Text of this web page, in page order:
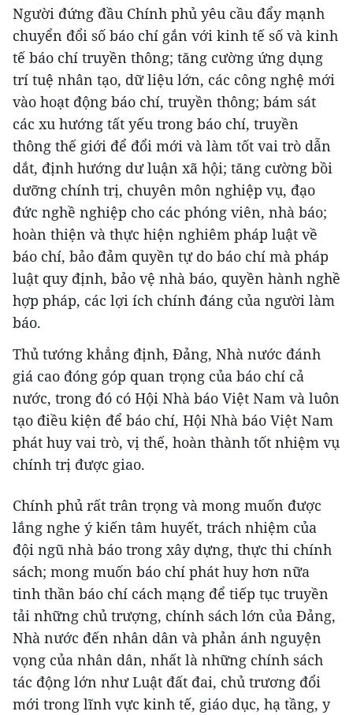
Người đứng đầu Chính phủ yêu cầu đẩy mạnh
chuyển đổi số báo chí gắn với kinh tế số và kinh
tế báo chí truyền thông; tăng cường ứng dụng
trí tuệ nhân tạo, dữ liệu lớn, các công nghệ mới
vào hoạt động báo chí, truyền thông; bám sát
các xu hướng tất yếu trong báo chí, truyền
thông thế giới để đổi mới và làm tốt vai trò dẫn
dắt, định hướng dư luận xã hội; tăng cường bồi
dưỡng chính trị, chuyên môn nghiệp vụ, đạo
đức nghề nghiệp cho các phóng viên, nhà báo;
hoàn thiện và thực hiện nghiêm pháp luật về
báo chí, bảo đảm quyền tự do báo chí mà pháp
luật quy định, bảo vệ nhà báo, quyền hành nghề
hợp pháp, các lợi ích chính đáng của người làm
báo.
Thủ tướng khẳng định, Đảng, Nhà nước đánh
giá cao đóng góp quan trọng của báo chí cả
nước, trong đó có Hội Nhà báo Việt Nam và luôn
tạo điều kiện để báo chí, Hội Nhà báo Việt Nam
phát huy vai trò, vị thế, hoàn thành tốt nhiệm vụ
chính trị được giao.
Chính phủ rất trân trọng và mong muốn được
lắng nghe ý kiến tâm huyết, trách nhiệm của
đội ngũ nhà báo trong xây dựng, thực thi chính
sách; mong muốn báo chí phát huy hơn nữa
tinh thần báo chí cách mạng để tiếp tục truyền
tải những chủ trượng, chính sách lớn của Đảng,
Nhà nước đến nhân dân và phản ánh nguyện
vọng của nhân dân, nhất là những chính sách
tác động lớn như Luật đất đai, chủ trương đổi
mới trong lĩnh vực kinh tế, giáo dục, hạ tầng, y